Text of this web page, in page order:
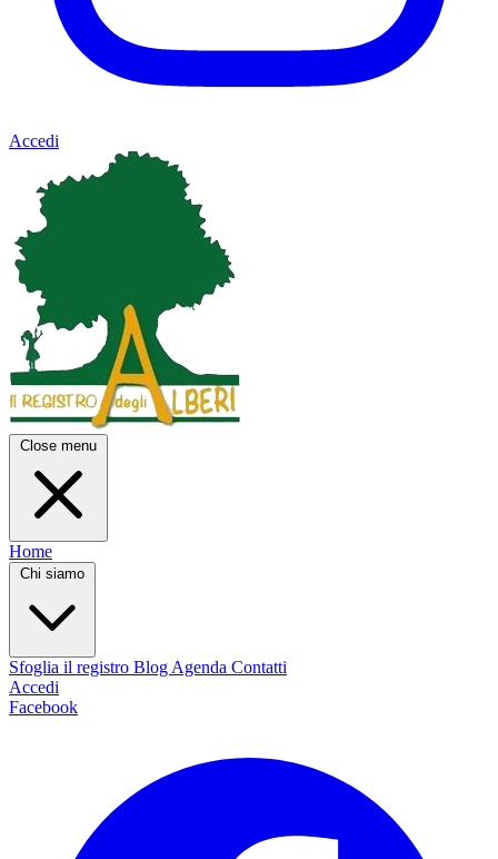
Accedi
Close menu
Home
Chi siamo
Sfoglia il registro Blog Agenda Contatti
Accedi
Facebook